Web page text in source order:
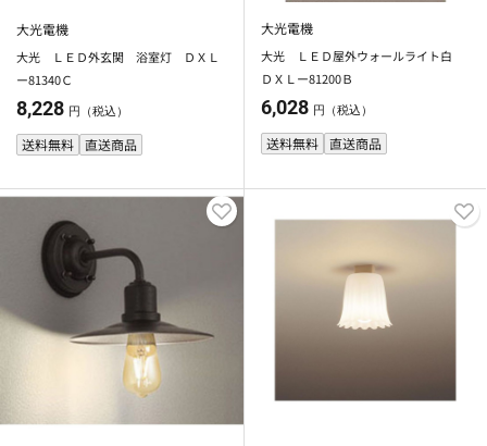
大光電機
大光 ＬＥＤ外玄関 浴室灯 ＤＸＬ
ー81340Ｃ
8,228 円（税込）
送料無料 直送商品
大光電機
大光 ＬＥＤ屋外ウォールライト白
ＤＸＬー81200Ｂ
6,028 円（税込）
送料無料 直送商品